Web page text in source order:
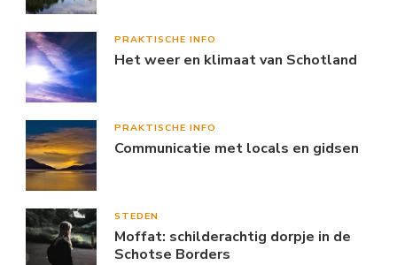
PRAKTISCHE INFO
Het weer en klimaat van Schotland
PRAKTISCHE INFO
Communicatie met locals en gidsen
STEDEN
Moffat: schilderachtig dorpje in de
Schotse Borders